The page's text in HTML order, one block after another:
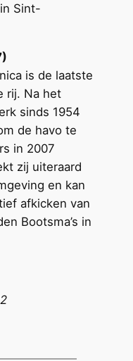
Sint-
is de laatste
rij. Na het
sinds 1954
de havo te
in 2007
zij uiteraard
en kan
afkicken van
Bootsma’s in